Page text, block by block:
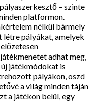
– szinte
platformon.
nélkül bármely
létre pályákat, amelyek
adhat meg,
játékmódokat is
pályákon, oszd
a világ minden táján
a játékon belül, egy